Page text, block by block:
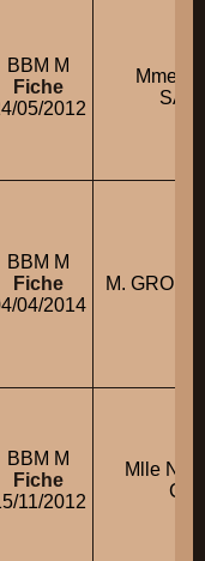
BBM M
Fiche
05/2012
Mme
BBM M
Fiche
04/2014
M.
BBM M
Fiche
11/2012
Mlle